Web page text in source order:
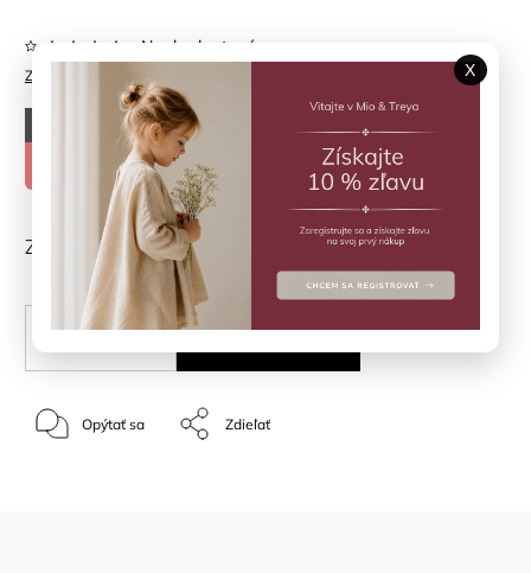
Značka:
Neohodnotené
€56,90
€17,07
ZVOĽTE VARIANT
Opýtať sa Zdieľať
X